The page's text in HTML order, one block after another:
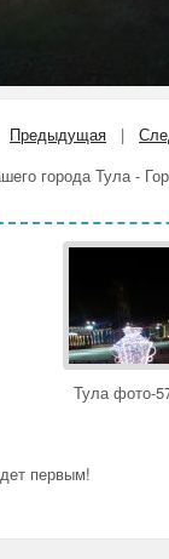
Предыдущая |
города Тула -
Тула фото-
первым!